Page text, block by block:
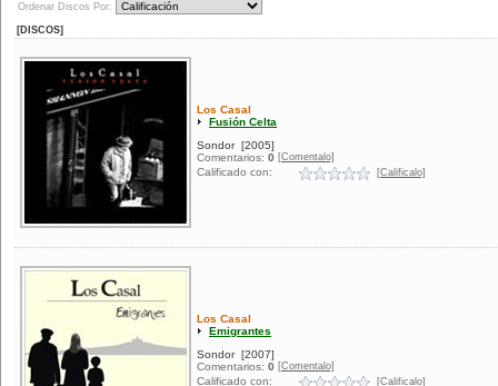
Ordenar Discos Por:
[DISCOS]
Los Casal
Fusión Celta
Sondor [2005]
Comentarios: 0 [Comentalo]
Calificado con: [Calificalo]
Los Casal
Emigrantes
Sondor [2007]
Comentarios: 0 [Comentalo]
Calificado con: [Calificalo]